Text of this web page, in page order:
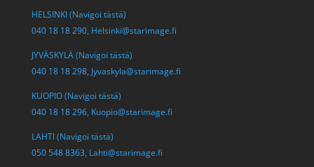
HELSINKI (Navigoi tästä)
040 18 18 290, Helsinki@starimage.fi
JYVÄSKYLÄ (Navigoi tästä)
040 18 18 298, Jyvaskyla@starimage.fi
KUOPIO (Navigoi tästä)
040 18 18 296, Kuopio@starimage.fi
LAHTI (Navigoi tästä)
050 548 8363, Lahti@starimage.fi